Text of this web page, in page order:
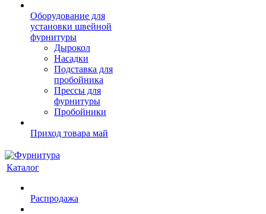
Оборудование для
установки швейной
фурнитуры
Дырокол
Насадки
Подставка для
пробойника
Прессы для
фурнитуры
Пробойники
Приход товара май
Каталог
Распродажа